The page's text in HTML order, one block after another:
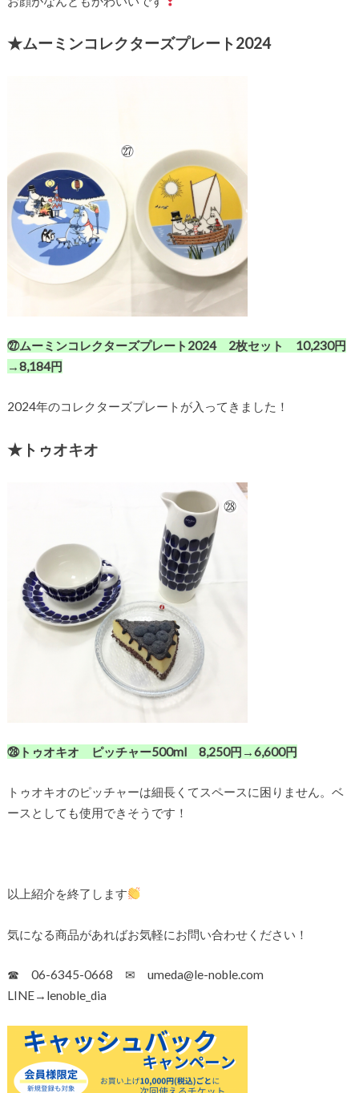
★ムーミンコレクターズプレート2024
㉗ムーミンコレクターズプレート2024 2枚セット 10,230円
→8,184円
2024年のコレクターズプレートが入ってきました！
★トゥオキオ
㉘トゥオキオ ピッチャー500ml 8,250円→6,600円
トゥオキオのピッチャーは細長くてスペースに困りません。ベ
ースとしても使用できそうです！
以上紹介を終了します
気になる商品があればお気軽にお問い合わせください！
☎ 06-6345-0668 ✉ umeda@le-noble.com
LINE→lenoble_dia